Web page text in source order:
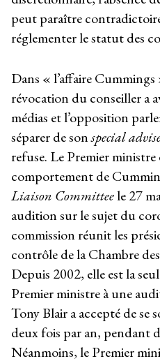
peut paraître
réglementer le statut des
Dans « l’affaire
révocation du conseiller a
médias et l’opposition
séparer de sonspecial
refuse. Le Premier
comportement de
Liaison Committeele 27
audition sur le sujet du
commission réunit les
contrôle de la Chambre
Depuis 2002, elle est la
Premier ministre à une
Tony Blair a accepté de se
deux fois par an, pendant
Néanmoins, le Premier